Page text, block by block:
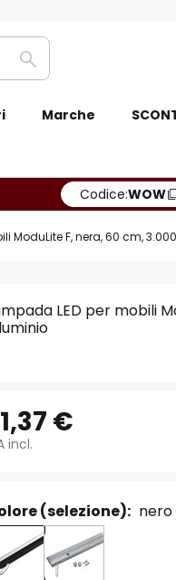
Ricerca
Marche
Codice:WOW
ModuLite F, nera, 60 cm,
LED per mobili
€
incl.
(selezione): nero